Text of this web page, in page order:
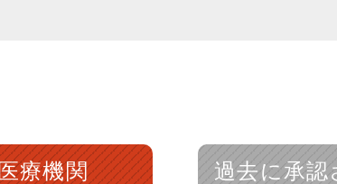
療機関 過去に承認